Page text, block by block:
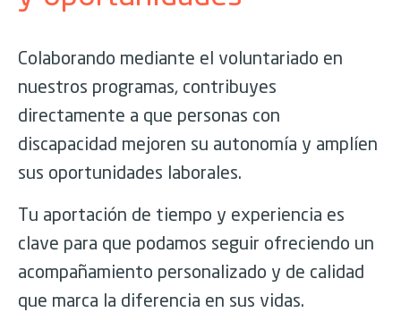
Colaborando mediante el voluntariado en
nuestros programas, contribuyes
directamente a que personas con
discapacidad mejoren su autonomía y amplíen
sus oportunidades laborales.
Tu aportación de tiempo y experiencia es
clave para que podamos seguir ofreciendo un
acompañamiento personalizado y de calidad
que marca la diferencia en sus vidas.